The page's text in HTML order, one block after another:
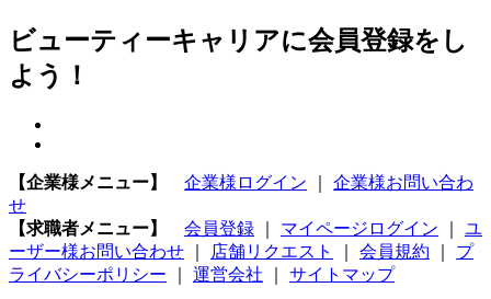
ビューティーキャリアに会員登録をし
よう！
【企業様メニュー】 企業様ログイン
企業様お問い合わ
せ
【求職者メニュー】
会員登録 マイページログイン
ユ
ーザー様お問い合わせ
店舗リクエスト 会員規約
プ
ライバシーポリシー
運営会社 サイトマップ